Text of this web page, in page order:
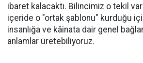
ibaret kalacaktı. Bilincimiz o tekil
içeride o "ortak şablonu" kurduğu
insanlığa ve kâinata dair genel
anlamlar üretebiliyoruz.